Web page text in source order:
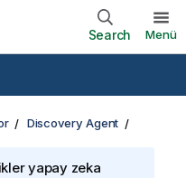
Search Menü
Discovery Agent
yapay zeka